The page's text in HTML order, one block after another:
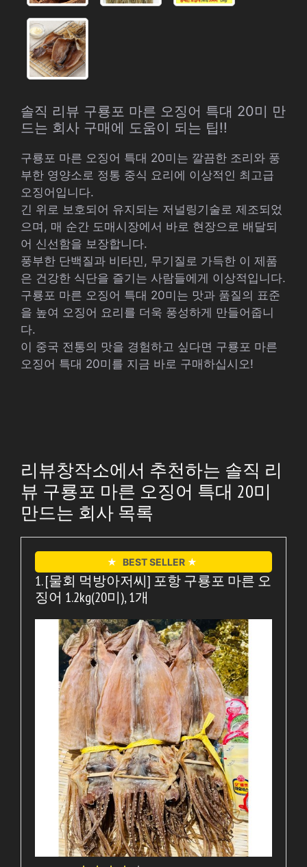
솔직 리뷰 구룡포 마른 오징어 특대 20미 만
드는 회사 구매에 도움이 되는 팁!!
구룡포 마른 오징어 특대 20미는 깔끔한 조리와 풍
부한 영양소로 정통 중식 요리에 이상적인 최고급
오징어입니다.
긴 위로 보호되어 유지되는 저널링기술로 제조되었
으며, 매 순간 도매시장에서 바로 현장으로 배달되
어 신선함을 보장합니다.
풍부한 단백질과 비타민, 무기질로 가득한 이 제품
은 건강한 식단을 즐기는 사람들에게 이상적입니다.
구룡포 마른 오징어 특대 20미는 맛과 품질의 표준
을 높여 오징어 요리를 더욱 풍성하게 만들어줍니
다.
이 중국 전통의 맛을 경험하고 싶다면 구룡포 마른
오징어 특대 20미를 지금 바로 구매하십시오!
리뷰창작소에서 추천하는 솔직 리
뷰 구룡포 마른 오징어 특대 20미
만드는 회사 목록
★ BEST SELLER ★
1. [물회 먹방아저씨] 포항 구룡포 마른 오
징어 1.2kg(20미), 1개